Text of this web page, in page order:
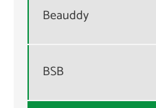
Beauddy
BSB